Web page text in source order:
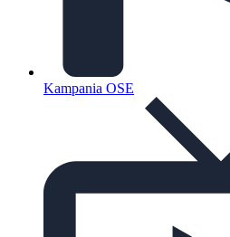
Kampania OSE